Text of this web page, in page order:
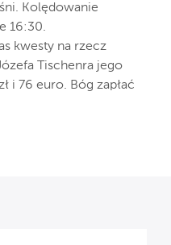
Kolędowanie
16:30.
kwesty na rzecz
Tischenra jego
i 76 euro. Bóg zapłać